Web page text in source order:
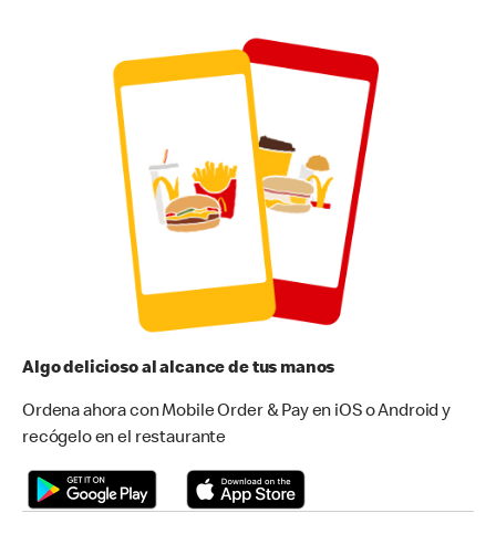
Algo delicioso al alcance de tus manos
Ordena ahora con Mobile Order & Pay en iOS o Android y
recógelo en el restaurante